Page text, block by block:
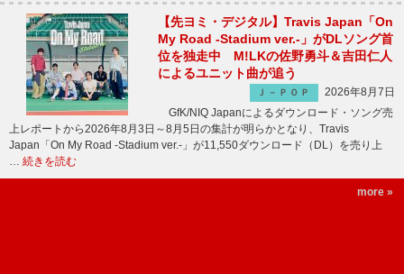
【先ヨミ・デジタル】Travis Japan「On
My Road -Stadium ver.-」がDLソング首
位を独走中 M!LKの佐野勇斗＆吉田仁人
によるユニット曲が追う
Ｊ－ＰＯＰ
2026年8月7日
GfK/NIQ Japanによるダウンロード・ソング売
上レポートから2026年8月3日～8月5日の集計が明らかとなり、Travis
Japan「On My Road -Stadium ver.-」が11,550ダウンロード（DL）を売り上
… 続きを読む
more »